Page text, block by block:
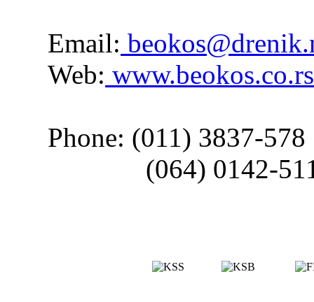
Email:
Web: www.beokos.co.rs
Phone: (011) 3837-578
(064) 0142-